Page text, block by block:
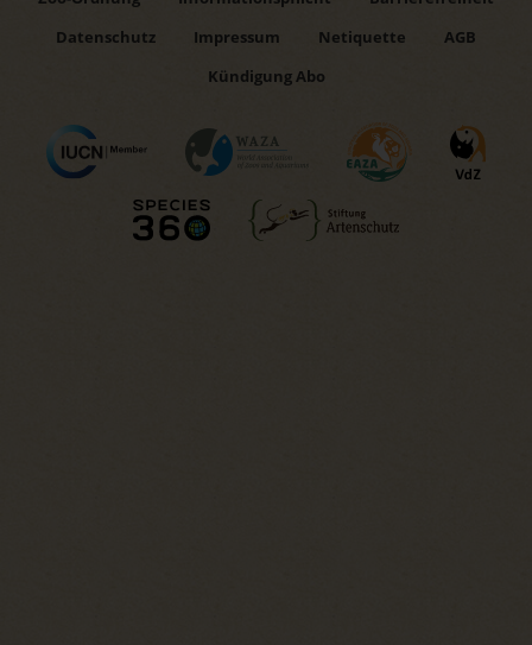
Datenschutz
Impressum Netiquette
AGB
Kündigung Abo